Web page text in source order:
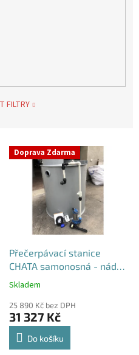
FILTRY
Doprava Zdarma
Přečerpávací stanice
CHATA samonosná - nádrž
1m3
Průměrné
produktu
je
5,0
Skladem
25 890 Kč bez DPH
31 327 Kč
Do košíku